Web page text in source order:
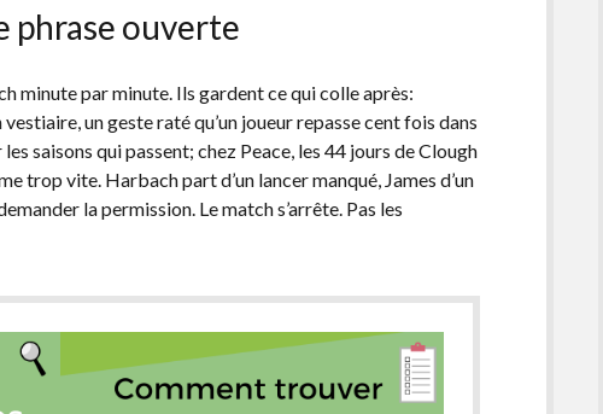
phrase ouverte
minute par minute. Ils gardent ce qui colle après:
un geste raté qu’un joueur repasse cent fois dans
saisons qui passent; chez Peace, les 44 jours de Clough
trop vite. Harbach part d’un lancer manqué, James d’un
la permission. Le match s’arrête. Pas les